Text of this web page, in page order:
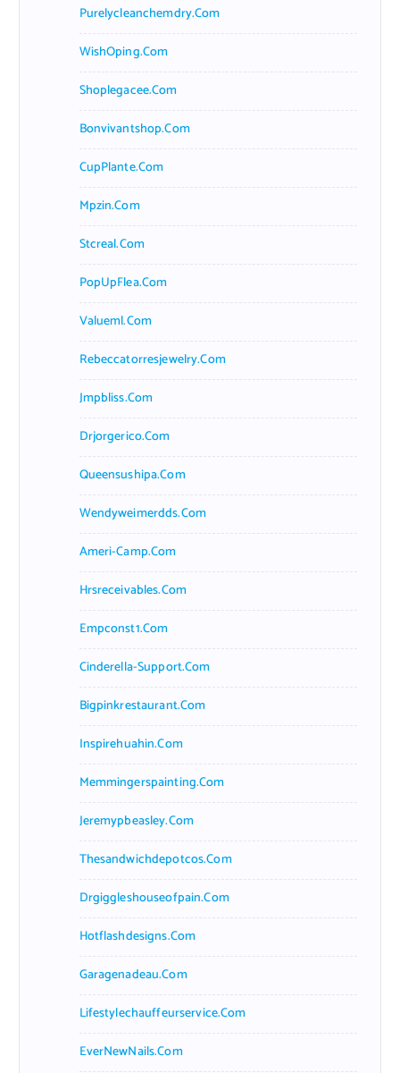
Purelycleanchemdry.com
WishOping.com
Shoplegacee.com
Bonvivantshop.com
CupPlante.com
Mpzin.com
Stcreal.com
PopUpFlea.com
Valueml.com
Rebeccatorresjewelry.com
Jmpbliss.com
Drjorgerico.com
Queensushipa.com
Wendyweimerdds.com
Ameri-Camp.com
Hrsreceivables.com
Empconst1.com
Cinderella-Support.com
Bigpinkrestaurant.com
Inspirehuahin.com
Memmingerspainting.com
Jeremypbeasley.com
Thesandwichdepotcos.com
Drgiggleshouseofpain.com
Hotflashdesigns.com
Garagenadeau.com
Lifestylechauffeurservice.com
EverNewNails.com